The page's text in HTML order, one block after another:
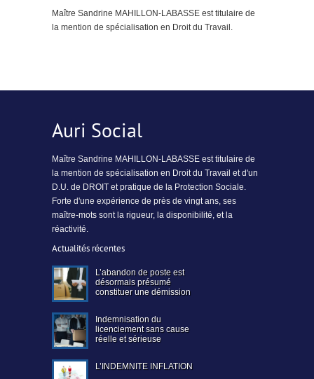
Maître Sandrine MAHILLON-LABASSE est titulaire de
la mention de spécialisation en Droit du Travail.
Auri Social
Maître Sandrine MAHILLON-LABASSE est titulaire de
la mention de spécialisation en Droit du Travail et d'un
D.U. de DROIT et pratique de la Protection Sociale.
Forte d'une expérience de près de vingt ans, ses
maître-mots sont la rigueur, la disponibilité, et la
réactivité.
Actualités récentes
L’abandon de poste est
désormais présumé
constituer une démission
Indemnisation du
licenciement sans cause
réelle et sérieuse
L’INDEMNITE INFLATION